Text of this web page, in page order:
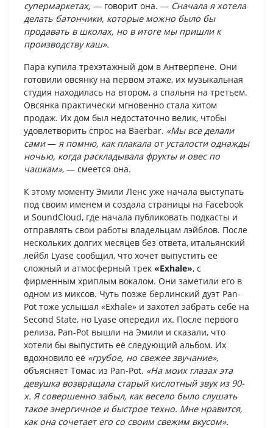
супермаркетах, — говорит она. — Сначала я хотела
делать батончики, которые можно было бы
продавать в школах, но в итоге мы пришли к
производству каш».
Пара купила трехэтажный дом в Антверпене. Они
готовили овсянку на первом этаже, их музыкальная
студия находилась на втором, а спальня на третьем.
Овсянка практически мгновенно стала хитом
продаж. Их дом был недостаточно велик, чтобы
удовлетворить спрос на Baerbar. «Мы все делали
сами— я помню, как плакала от усталости однажды
ночью, когда раскладывала фрукты и овес по
чашкам», — смеется она.
К этому моменту Эмили Ленс уже начала выступать
под своим именем и создала страницы на Facebook
и SoundCloud, где начала публиковать подкасты и
отправлять свои работы владельцам лэйблов. После
нескольких долгих месяцев без ответа, итальянский
лейбл Lyase сообщил, что хочет выпустить её
сложный и атмосферный трек «Exhale», с
фирменным хриплым вокалом. Они заметили его в
одном из миксов. Чуть позже берлинский дуэт Pan-
Pot тоже услышал «Exhale» и захотел забрать себе на
Second State, но Lyase опередил их. После первого
релиза, Pan-Pot вышли на Эмили и сказали, что
хотели бы выпустить её следующий альбом. Их
вдохновило её «грубое, но свежее звучание»,
объясняет Томас из Pan-Pot. «На моих глазах эта
девушка возвращала старый кислотный звук из 90-
х. Я совершенно забыл, как весело было слушать
такое энергичное и быстрое техно. Мне нравится,
как она сочетает его со своим свежим вкусом».